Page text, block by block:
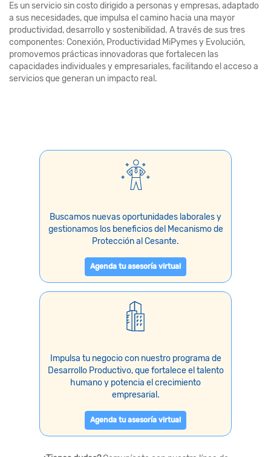
Es un servicio sin costo dirigido a personas y empresas, adaptado
a sus necesidades, que impulsa el camino hacia una mayor
productividad, desarrollo y sostenibilidad. A través de sus tres
componentes: Conexión, Productividad MiPymes y Evolución,
promovemos prácticas innovadoras que fortalecen las
capacidades individuales y empresariales, facilitando el acceso a
servicios que generan un impacto real.
Buscamos nuevas oportunidades laborales y
gestionamos los beneficios del Mecanismo de
Protección al Cesante.
Agenda tu asesoría virtual
Impulsa tu negocio con nuestro programa de
Desarrollo Productivo, que fortalece el talento
humano y potencia el crecimiento
empresarial.
Agenda tu asesoría virtual